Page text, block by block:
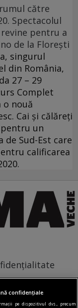
către
Spectacolul
pentru a
de la Florești
singurul
din România,
27 – 29
Complet
nouă
Cai și călăreți
un
Sud-Est care
calificarea
Holding 2026
confidențiale
pe dispozitivul dvs., precum